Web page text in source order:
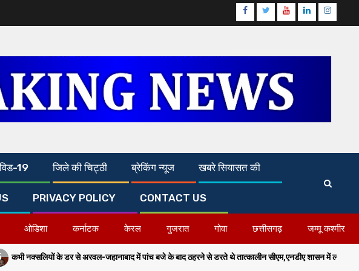
Facebook
TwitterYoutubeLinkedin
19 जिले की चिट्ठी ब्रेकिंग न्यूज खबरे सियासत की
PRIVACY POLICY CONTACT US
ओडिशा कर्नाटक केरल गुजरात गोवा छत्तीसगढ़ जम्मू कश्मीर
के डर से अरवल-जहानाबाद में पांच बजे के बाद ठहरने से डरते थे तात्कालीन सीएम,एनडीए शासन में लाल सलाम का हुआ अंत-